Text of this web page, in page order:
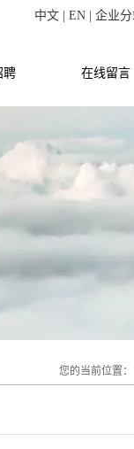
中文 EN 企业
聘 在线留言
您的当前位置：